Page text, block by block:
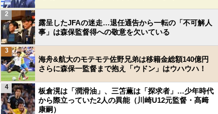
露呈したJFAの迷走…退任通告から一転の「不可解人
事」は森保監督得への敬意を欠いている
2
海舟&航大のモテモテ佐野兄弟は移籍金総額140億円
さらに森保一監督まで抱え「ウドン」はウハウハ！
3
板倉滉は「潤滑油」、三笘薫は「探求者」…少年時代
から際立っていた2人の異能（川崎U12元監督・髙﨑
康嗣）
4